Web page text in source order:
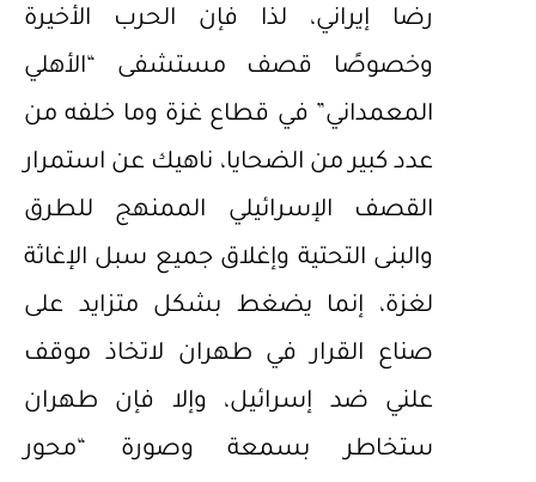
رضا إيراني، لذا فإن الحرب الأخيرة
وخصوصًا قصف مستشفى “الأهلي
المعمداني” في قطاع غزة وما خلفه من
عدد كبير من الضحايا، ناهيك عن استمرار
القصف الإسرائيلي الممنهج للطرق
والبنى التحتية وإغلاق جميع سبل الإغاثة
لغزة، إنما يضغط بشكل متزايد على
صناع القرار في طهران لاتخاذ موقف
علني ضد إسرائيل، وإلا فإن طهران
ستخاطر بسمعة وصورة “محور